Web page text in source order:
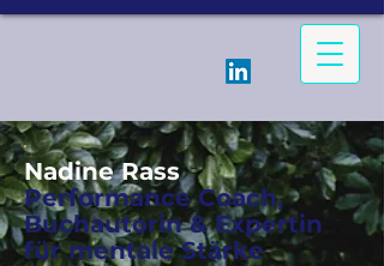
Nadine Rass
Performance Coach,
Buchautorin & Expertin
für mentale Stärke